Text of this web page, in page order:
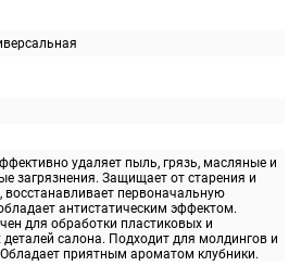
удаляет пыль, грязь, масляные и
загрязнения. Защищает от старения и
восстанавливает первоначальную
антистатическим эффектом.
для обработки пластиковых и
салона. Подходит для молдингов и
приятным ароматом клубники.